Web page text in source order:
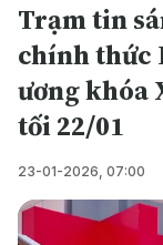
Trạm tin
chính thức
ương khóa
tối 22/01
23-01-2026, 07:00